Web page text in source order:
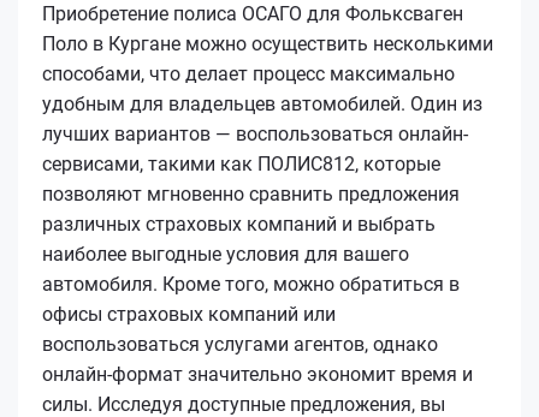
Приобретение полиса ОСАГО для Фольксваген
Поло в Кургане можно осуществить несколькими
способами, что делает процесс максимально
удобным для владельцев автомобилей. Один из
лучших вариантов — воспользоваться онлайн-
сервисами, такими как ПОЛИС812, которые
позволяют мгновенно сравнить предложения
различных страховых компаний и выбрать
наиболее выгодные условия для вашего
автомобиля. Кроме того, можно обратиться в
офисы страховых компаний или
воспользоваться услугами агентов, однако
онлайн-формат значительно экономит время и
силы. Исследуя доступные предложения, вы